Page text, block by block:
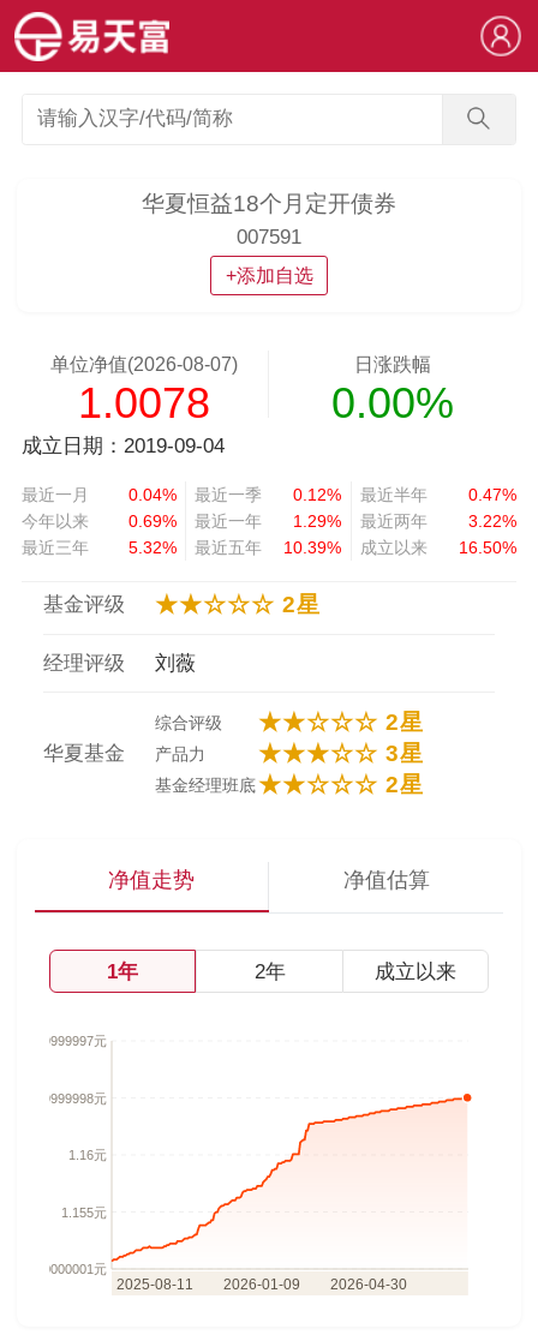
华夏恒益18个月定开债券
007591
+添加自选
单位净值(2026-08-07)
1.0078
日涨跌幅
0.00%
成立日期：2019-09-04
最近一月 0.04% 最近一季 0.12% 最近半年
0.47%
今年以来
0.69% 最近一年 1.29% 最近两年
3.22%
最近三年
5.32% 最近五年 10.39% 成立以来 16.50%
基金评级 ★★☆☆☆ 2星
经理评级 刘薇
华夏基金
综合评级 ★★☆☆☆ 2星
产品力 ★★★☆☆ 3星
基金经理班底★★☆☆☆ 2星
净值走势 净值估算
1年 2年 成立以来